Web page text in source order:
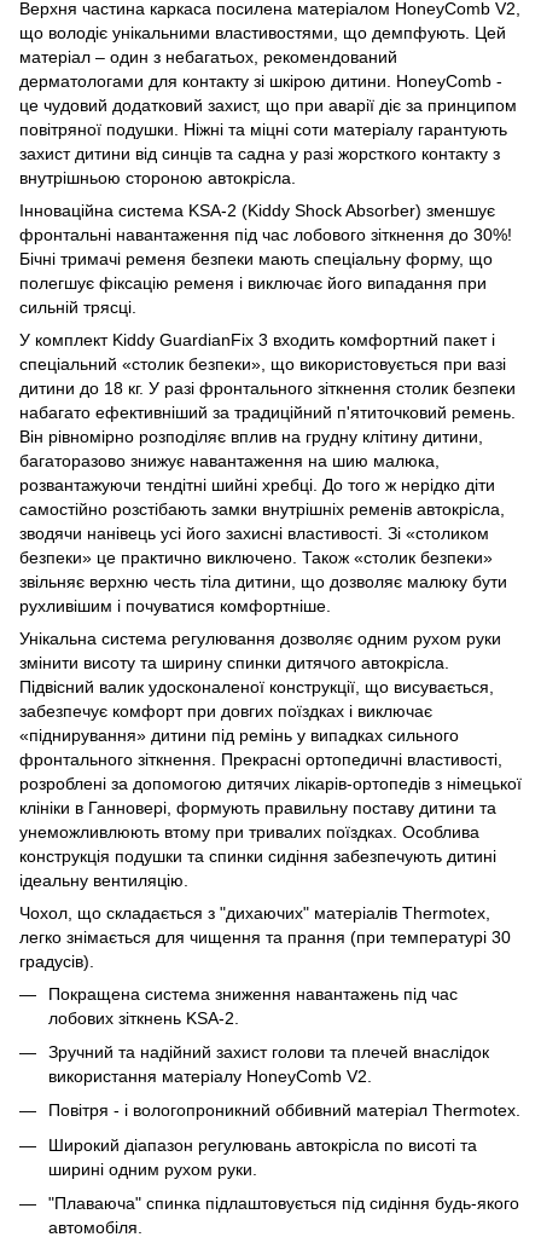
Верхня частина каркаса посилена матеріалом HoneyComb V2,
що володіє унікальними властивостями, що демпфують. Цей
матеріал – один з небагатьох, рекомендований
дерматологами для контакту зі шкірою дитини. HoneyComb -
це чудовий додатковий захист, що при аварії діє за принципом
повітряної подушки. Ніжні та міцні соти матеріалу гарантують
захист дитини від синців та садна у разі жорсткого контакту з
внутрішньою стороною автокрісла.
Інноваційна система KSA-2 (Kiddy Shock Absorber) зменшує
фронтальні навантаження під час лобового зіткнення до 30%!
Бічні тримачі ременя безпеки мають спеціальну форму, що
полегшує фіксацію ременя і виключає його випадання при
сильній трясці.
У комплект Kiddy GuardianFix 3 входить комфортний пакет і
спеціальний «столик безпеки», що використовується при вазі
дитини до 18 кг. У разі фронтального зіткнення столик безпеки
набагато ефективніший за традиційний п'ятиточковий ремень.
Він рівномірно розподіляє вплив на грудну клітину дитини,
багаторазово знижує навантаження на шию малюка,
розвантажуючи тендітні шийні хребці. До того ж нерідко діти
самостійно розстібають замки внутрішніх ременів автокрісла,
зводячи нанівець усі його захисні властивості. Зі «столиком
безпеки» це практично виключено. Також «столик безпеки»
звільняє верхню честь тіла дитини, що дозволяє малюку бути
рухливішим і почуватися комфортніше.
Унікальна система регулювання дозволяє одним рухом руки
змінити висоту та ширину спинки дитячого автокрісла.
Підвісний валик удосконаленої конструкції, що висувається,
забезпечує комфорт при довгих поїздках і виключає
«піднирування» дитини під ремінь у випадках сильного
фронтального зіткнення. Прекрасні ортопедичні властивості,
розроблені за допомогою дитячих лікарів-ортопедів з німецької
клініки в Ганновері, формують правильну поставу дитини та
унеможливлюють втому при тривалих поїздках. Особлива
конструкція подушки та спинки сидіння забезпечують дитині
ідеальну вентиляцію.
Чохол, що складається з "дихаючих" матеріалів Thermotex,
легко знімається для чищення та прання (при температурі 30
градусів).
Покращена система зниження навантажень під час
лобових зіткнень KSA-2.
Зручний та надійний захист голови та плечей внаслідок
використання матеріалу HoneyComb V2.
Повітря - і вологопроникний оббивний матеріал Thermotex.
Широкий діапазон регулювань автокрісла по висоті та
ширині одним рухом руки.
"Плаваюча" спинка підлаштовується під сидіння будь-якого
автомобіля.